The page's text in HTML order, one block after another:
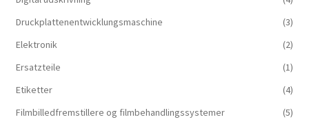
Druckplattenentwicklungsmaschine
(3)
Elektronik
(2)
Ersatzteile
(1)
Etiketter
(4)
Filmbilledfremstillere og filmbehandlingssystemer
(5)